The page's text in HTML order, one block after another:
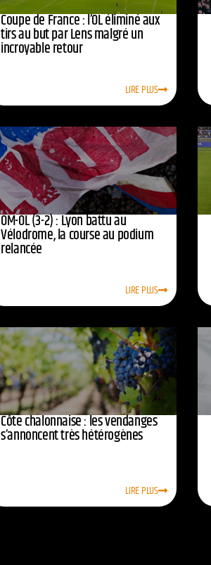
Coupe de France : l’OL éliminé aux
tirs au but par Lens malgré un
incroyable retour
LIRE PLUS
OM-OL (3-2) : Lyon battu au
Vélodrome, la course au podium
relancée
LIRE PLUS
Côte chalonnaise : les vendanges
s’annoncent très hétérogènes
LIRE PLUS